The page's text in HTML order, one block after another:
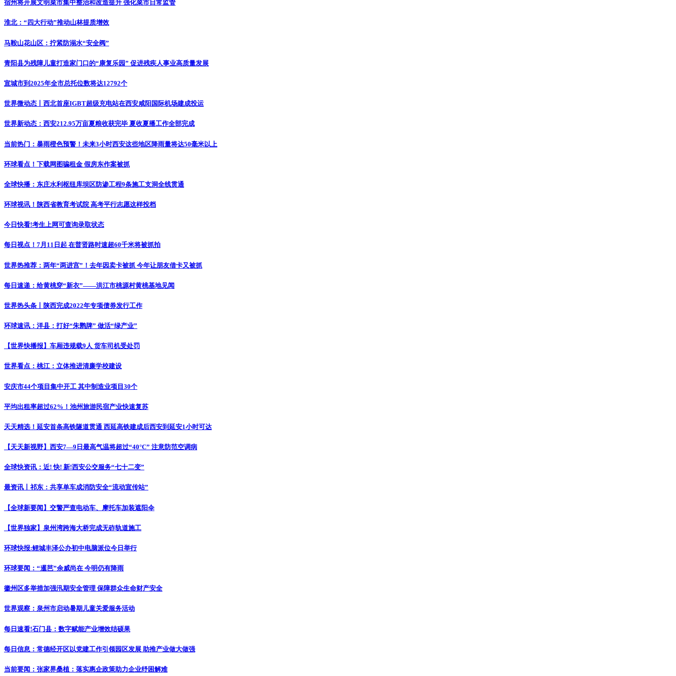
宿州将开展文明菜市集中整治和改造提升 强化菜市日常监管
淮北：“四大行动”推动山林提质增效
马鞍山花山区：拧紧防溺水“安全阀”
青阳县为残障儿童打造家门口的“康复乐园” 促进残疾人事业高质量发展
宣城市到2025年全市总托位数将达12792个
世界微动态丨西北首座IGBT超级充电站在西安咸阳国际机场建成投运
世界新动态：西安212.95万亩夏粮收获完毕 夏收夏播工作全部完成
当前热门：暴雨橙色预警！未来3小时西安这些地区降雨量将达50毫米以上
环球看点！下载网图骗租金 假房东作案被抓
全球快播：东庄水利枢纽库坝区防渗工程9条施工支洞全线贯通
环球视讯！陕西省教育考试院 高考平行志愿这样投档
今日快看!考生上网可查询录取状态
每日视点！7月11日起 在普贤路时速超60千米将被抓拍
世界热推荐：两年“两进宫”！去年因卖卡被抓 今年让朋友借卡又被抓
每日速递：给黄桃穿“新衣”——洪江市桃源村黄桃基地见闻
世界热头条丨陕西完成2022年专项债券发行工作
环球速讯：洋县：打好“朱鹮牌” 做活“绿产业”
【世界快播报】车厢违规载9人 货车司机受处罚
世界看点：桃江：立体推进清廉学校建设
安庆市44个项目集中开工 其中制造业项目30个
平均出租率超过62%！池州旅游民宿产业快速复苏
天天精选！延安首条高铁隧道贯通 西延高铁建成后西安到延安1小时可达
【天天新视野】西安7—9日最高气温将超过“40°C” 注意防范空调病
全球快资讯：近! 快! 新!西安公交服务“七十二变”
最资讯丨祁东：共享单车成消防安全“流动宣传站”
【全球新要闻】交警严查电动车、摩托车加装遮阳伞
【世界独家】泉州湾跨海大桥完成无砟轨道施工
环球快报:鲤城丰泽公办初中电脑派位今日举行
环球要闻：“暹芭”余威尚在 今明仍有降雨
徽州区多举措加强汛期安全管理 保障群众生命财产安全
世界观察：泉州市启动暑期儿童关爱服务活动
每日速看!石门县：数字赋能产业增效结硕果
每日信息：常德经开区以党建工作引领园区发展 助推产业做大做强
当前要闻：张家界桑植：落实惠企政策助力企业纾困解难